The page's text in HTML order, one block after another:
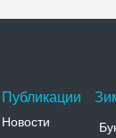
Публикации
Новости